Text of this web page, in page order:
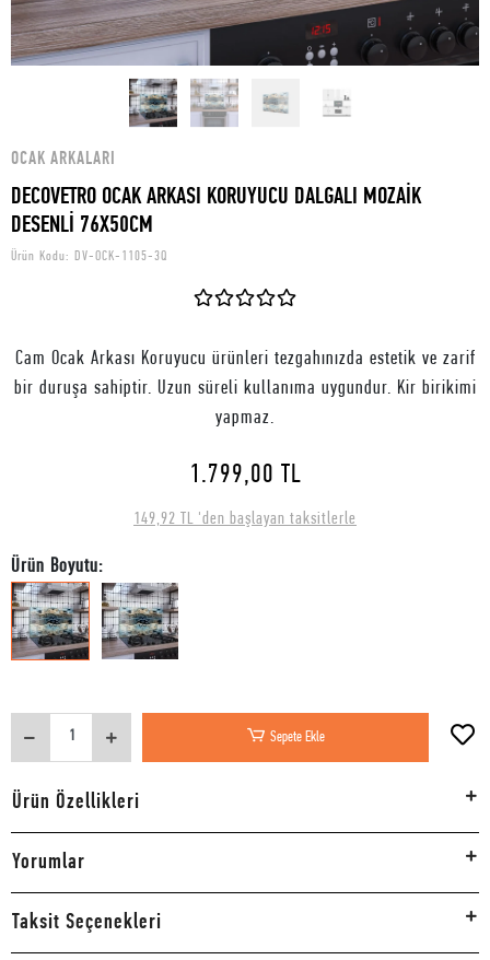
OCAK ARKALARI
DECOVETRO OCAK ARKASI KORUYUCU DALGALI MOZAİK
DESENLİ 76X50CM
Ürün Kodu: DV-OCK-1105-3Q
Cam Ocak Arkası Koruyucu ürünleri tezgahınızda estetik ve zarif
bir duruşa sahiptir. Uzun süreli kullanıma uygundur. Kir birikimi
yapmaz.
1.799,00 TL
149,92 TL 'den başlayan taksitlerle
Ürün Boyutu:
Sepete Ekle
Ürün Özellikleri
Yorumlar
Taksit Seçenekleri